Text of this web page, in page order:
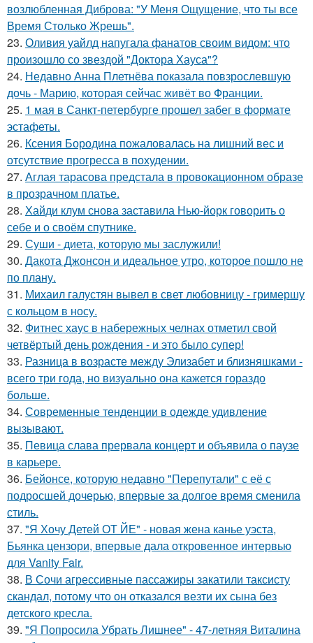
возлюбленная Диброва: "У Меня Ощущение, что ты все
Время Столько Жрешь".
23. Оливия уайлд напугала фанатов своим видом: что
произошло со звездой "Доктора Хауса"?
24. Недавно Анна Плетнёва показала повзрослевшую
дочь - Марию, которая сейчас живёт во Франции.
25. 1 мая в Санкт-петербурге прошел забег в формате
эстафеты.
26. Ксения Бородина пожаловалась на лишний вес и
отсутствие прогресса в похудении.
27. Аглая тарасова предстала в провокационном образе
в прозрачном платье.
28. Хайди клум снова заставила Нью-йорк говорить о
себе и о своём спутнике.
29. Суши - диета, которую мы заслужили!
30. Дакота Джонсон и идеальное утро, которое пошло не
по плану.
31. Михаил галустян вывел в свет любовницу - гримершу
с кольцом в носу.
32. Фитнес хаус в набережных челнах отметил свой
четвёртый день рождения - и это было супер!
33. Разница в возрасте между Элизабет и близняшками -
всего три года, но визуально она кажется гораздо
больше.
34. Современные тенденции в одежде удивление
вызывают.
35. Певица слава прервала концерт и объявила о паузе
в карьере.
36. Бейонсе, которую недавно "Перепутали" с её с
подросшей дочерью, впервые за долгое время сменила
стиль.
37. "Я Хочу Детей ОТ ЙЕ" - новая жена канье уэста,
Бьянка цензори, впервые дала откровенное интервью
для Vanity Fair.
38. В Сочи агрессивные пассажиры закатили таксисту
скандал, потому что он отказался везти их сына без
детского кресла.
39. "Я Попросила Убрать Лишнее" - 47-летняя Виталина